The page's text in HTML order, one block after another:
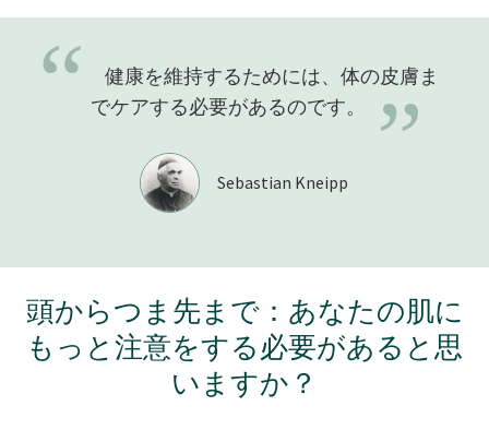
“
健康を維持するためには、体の皮膚ま
でケアする必要があるのです。
”
Sebastian Kneipp
頭からつま先まで：あなたの肌に
もっと注意をする必要があると思
いますか？